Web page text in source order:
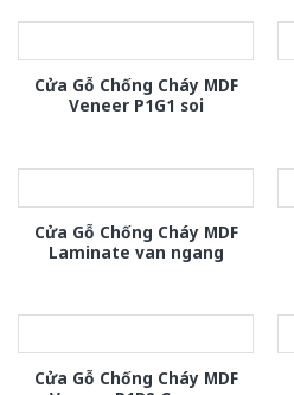
Cửa Gỗ Chống Cháy MDF
Veneer P1G1 soi
Cửa Gỗ Chống Cháy MDF
Laminate van ngang
Cửa Gỗ Chống Cháy MDF